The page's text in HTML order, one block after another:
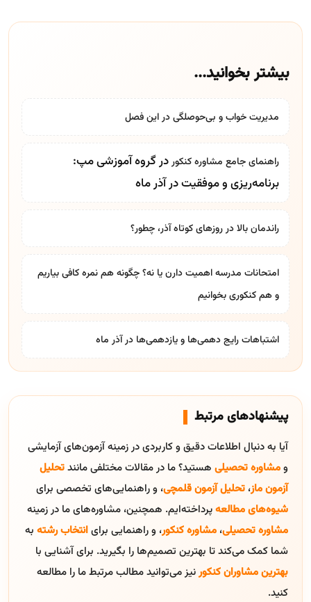
بیشتر بخوانید...
مدیریت خواب و بی‌حوصلگی در این فصل
راهنمای جامع مشاوره کنکوردر گروه آموزشی مپ:
برنامه‌ریزی و موفقیت در آذر ماه
راندمان بالا در روزهای کوتاه آذر، چطور؟
امتحانات مدرسه اهمیت دارن یا نه؟ چگونه هم نمره کافی بیاریم
و هم کنکوری بخوانیم
اشتباهات رایج دهمی‌ها و یازدهمی‌ها در آذر ماه
پیشنهادهای مرتبط
آیا به دنبال اطلاعات دقیق و کاربردی در زمینه آزمون‌های آزمایشی
ومشاوره تحصیلی هستید؟ ما در مقالات مختلفی مانندتحلیل
آزمون ماز، تحلیل آزمون قلمچی، و راهنمایی‌های تخصصی برای
شیوه‌های مطالعهپرداخته‌ایم. همچنین، مشاوره‌های ما در زمینه
مشاوره تحصیلی، مشاوره کنکور، و راهنمایی برایانتخاب رشته به
شما کمک می‌کند تا بهترین تصمیم‌ها را بگیرید. برای آشنایی با
بهترین مشاوران کنکورنیز می‌توانید مطالب مرتبط ما را مطالعه
کنید.